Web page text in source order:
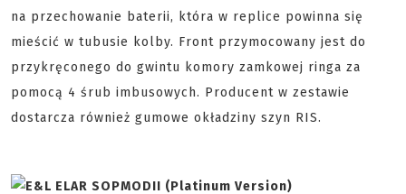
na przechowanie baterii, która w replice powinna się
mieścić w tubusie kolby. Front przymocowany jest do
przykręconego do gwintu komory zamkowej ringa za
pomocą 4 śrub imbusowych. Producent w zestawie
dostarcza również gumowe okładziny szyn RIS.